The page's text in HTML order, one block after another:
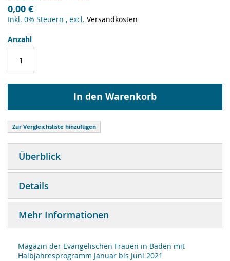
0,00 €
Inkl. 0% Steuern , excl. Versandkosten
Anzahl
In den Warenkorb
Zur Vergleichsliste hinzufügen
Überblick
Details
Mehr Informationen
Magazin der Evangelischen Frauen in Baden mit
Halbjahresprogramm Januar bis Juni 2021